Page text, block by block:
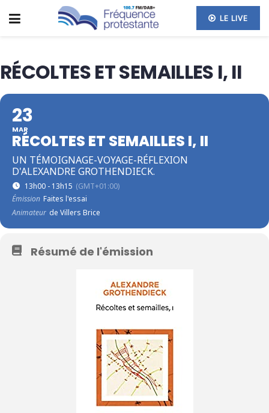
LE LIVE
RÉCOLTES ET SEMAILLES I, II
23
MAR
RÉCOLTES ET SEMAILLES I, II
UN TÉMOIGNAGE-VOYAGE-RÉFLEXION
D'ALEXANDRE GROTHENDIECK.
13h00 - 13h15 (GMT+01:00)
Émission Faites l'essai
Animateur de Villers Brice
Résumé de l'émission